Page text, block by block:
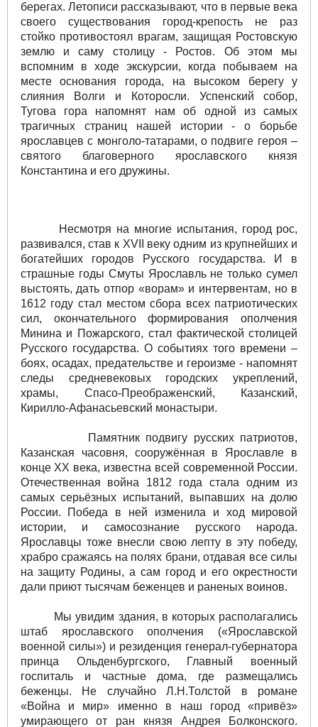
берегах. Летописи рассказывают, что в первые века
своего существования город-крепость не раз
стойко противостоял врагам, защищая Ростовскую
землю и саму столицу - Ростов. Об этом мы
вспомним в ходе экскурсии, когда побываем на
месте основания города, на высоком берегу у
слияния Волги и Которосли. Успенский собор,
Тугова гора напомнят нам об одной из самых
трагичных страниц нашей истории - о борьбе
ярославцев с монголо-татарами, о подвиге героя –
святого благоверного ярославского князя
Константина и его дружины.
Несмотря на многие испытания, город рос,
развивался, став к XVII веку одним из крупнейших и
богатейших городов Русского государства. И в
страшные годы Смуты Ярославль не только сумел
выстоять, дать отпор «ворам» и интервентам, но в
1612 году стал местом сбора всех патриотических
сил, окончательного формирования ополчения
Минина и Пожарского, стал фактической столицей
Русского государства. О событиях того времени –
боях, осадах, предательстве и героизме - напомнят
следы средневековых городских укреплений,
храмы, Спасо-Преображенский, Казанский,
Кирилло-Афанасьевский монастыри.
Памятник подвигу русских патриотов,
Казанская часовня, сооружённая в Ярославле в
конце ХХ века, известна всей современной России.
Отечественная война 1812 года стала одним из
самых серьёзных испытаний, выпавших на долю
России. Победа в ней изменила и ход мировой
истории, и самосознание русского народа.
Ярославцы тоже внесли свою лепту в эту победу,
храбро сражаясь на полях брани, отдавая все силы
на защиту Родины, а сам город и его окрестности
дали приют тысячам беженцев и раненых воинов.
Мы увидим здания, в которых располагались
штаб ярославского ополчения («Ярославской
военной силы») и резиденция генерал-губернатора
принца Ольденбургского, Главный военный
госпиталь и частные дома, где размещались
беженцы. Не случайно Л.Н.Толстой в романе
«Война и мир» именно в наш город «привёз»
умирающего от ран князя Андрея Болконского.